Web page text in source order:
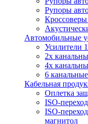
Рупоры
Кроссоверы
Автомобильные
Усилители
2х
4х
6
Кабельная
Оплетка
ISO-
ISO-
магнитол